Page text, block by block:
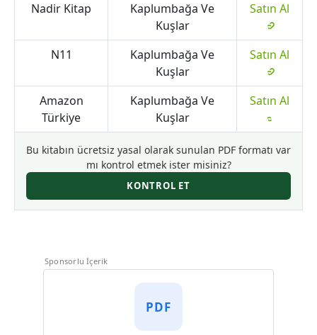
Nadir Kitap
Kaplumbağa Ve
Kuşlar
Satın Al
N11
Kaplumbağa Ve
Kuşlar
Satın Al
Amazon
Türkiye
Kaplumbağa Ve
Kuşlar
Satın Al
Bu kitabın ücretsiz yasal olarak sunulan PDF formatı var
mı kontrol etmek ister misiniz?
KONTROL ET
Sponsorlu İçerik
PDF